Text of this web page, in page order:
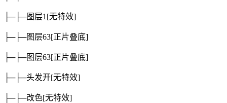
├─├─图层1 [无特效]
├─├─图层63[正片叠底]
├─├─图层63[正片叠底]
├─├─头发开[无特效]
├─├─改色[无特效]